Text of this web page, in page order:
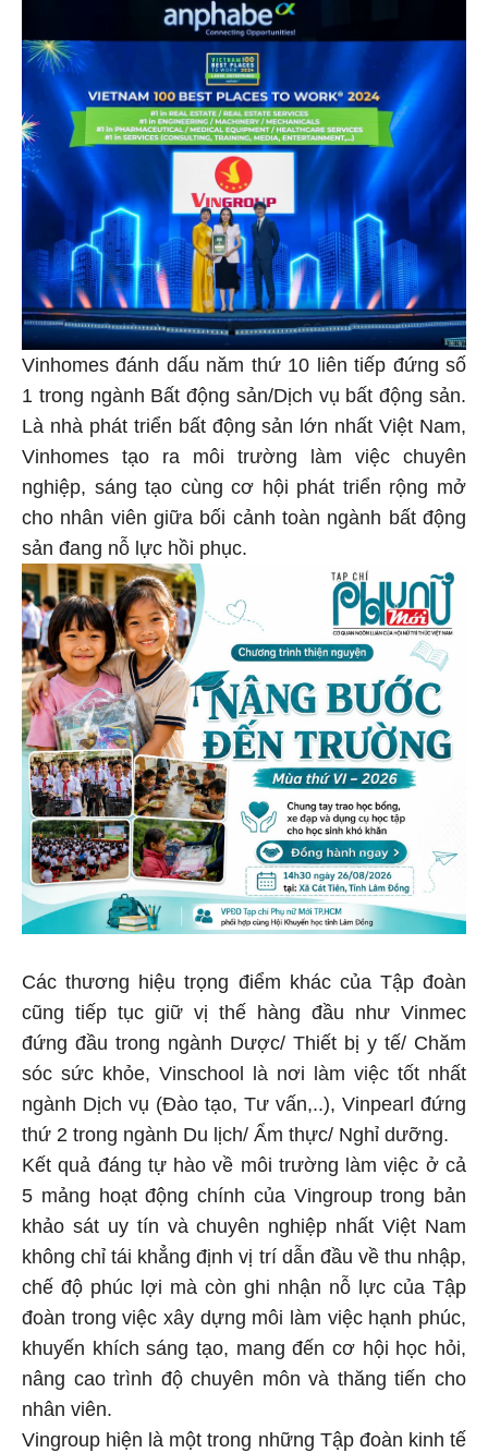
Vinhomes đánh dấu năm thứ 10 liên tiếp đứng số
1 trong ngành Bất động sản/Dịch vụ bất động sản.
Là nhà phát triển bất động sản lớn nhất Việt Nam,
Vinhomes tạo ra môi trường làm việc chuyên
nghiệp, sáng tạo cùng cơ hội phát triển rộng mở
cho nhân viên giữa bối cảnh toàn ngành bất động
sản đang nỗ lực hồi phục.
Các thương hiệu trọng điểm khác của Tập đoàn
cũng tiếp tục giữ vị thế hàng đầu như Vinmec
đứng đầu trong ngành Dược/ Thiết bị y tế/ Chăm
sóc sức khỏe, Vinschool là nơi làm việc tốt nhất
ngành Dịch vụ (Đào tạo, Tư vấn,..), Vinpearl đứng
thứ 2 trong ngành Du lịch/ Ẩm thực/ Nghỉ dưỡng.
Kết quả đáng tự hào về môi trường làm việc ở cả
5 mảng hoạt động chính của Vingroup trong bản
khảo sát uy tín và chuyên nghiệp nhất Việt Nam
không chỉ tái khẳng định vị trí dẫn đầu về thu nhập,
chế độ phúc lợi mà còn ghi nhận nỗ lực của Tập
đoàn trong việc xây dựng môi làm việc hạnh phúc,
khuyến khích sáng tạo, mang đến cơ hội học hỏi,
nâng cao trình độ chuyên môn và thăng tiến cho
nhân viên.
Vingroup hiện là một trong những Tập đoàn kinh tế